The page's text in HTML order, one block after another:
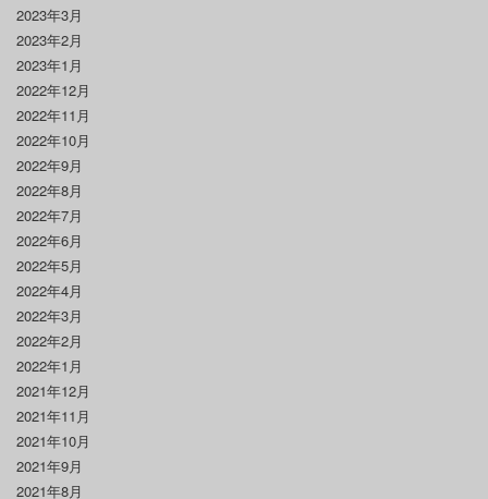
2023年3月
2023年2月
2023年1月
2022年12月
2022年11月
2022年10月
2022年9月
2022年8月
2022年7月
2022年6月
2022年5月
2022年4月
2022年3月
2022年2月
2022年1月
2021年12月
2021年11月
2021年10月
2021年9月
2021年8月